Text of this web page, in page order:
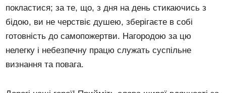
покластися; за те, що, з дня на день стикаючись з
бідою, ви не черствіє душею, зберігаєте в собі
готовність до самопожертви. Нагородою за цю
нелегку і небезпечну працю служать суспільне
визнання та повага.